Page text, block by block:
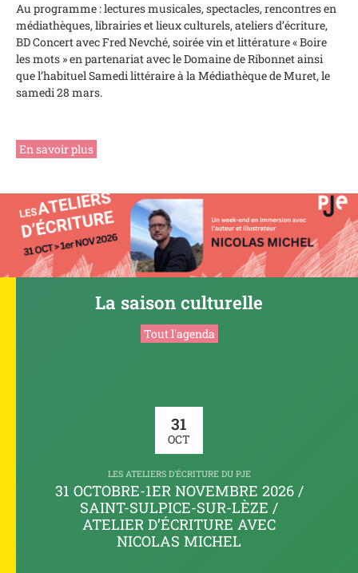
Au programme : lectures musicales, spectacles, rencontres en
médiathèques, librairies et lieux culturels, ateliers d’écriture,
BD Concert avec Fred Nevché, soirée vin et littérature « Boire
les mots » en partenariat avec le Domaine de Ribonnet ainsi
que l’habituel Samedi littéraire à la Médiathèque de Muret, le
samedi 28 mars.
En savoir plus
La saison culturelle
Tout l'agenda
31
OCT
LES ATELIERS D'ÉCRITURE DU PJE
31 OCTOBRE-1ER NOVEMBRE 2026 /
SAINT-SULPICE-SUR-LÈZE /
ATELIER D’ÉCRITURE AVEC
NICOLAS MICHEL